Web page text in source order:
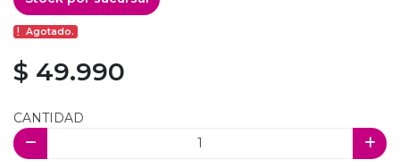
Agotado.
$ 49.990
CANTIDAD